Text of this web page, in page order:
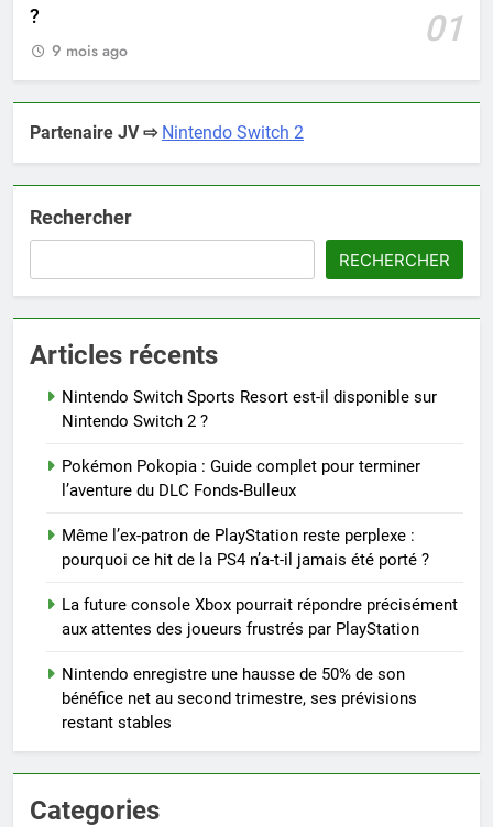
?
01
9 mois ago
Partenaire JV ⇨ Nintendo Switch 2
Rechercher
RECHERCHER
Articles récents
Nintendo Switch Sports Resort est-il disponible sur
Nintendo Switch 2 ?
Pokémon Pokopia : Guide complet pour terminer
l’aventure du DLC Fonds-Bulleux
Même l’ex-patron de PlayStation reste perplexe :
pourquoi ce hit de la PS4 n’a-t-il jamais été porté ?
La future console Xbox pourrait répondre précisément
aux attentes des joueurs frustrés par PlayStation
Nintendo enregistre une hausse de 50% de son
bénéfice net au second trimestre, ses prévisions
restant stables
Categories